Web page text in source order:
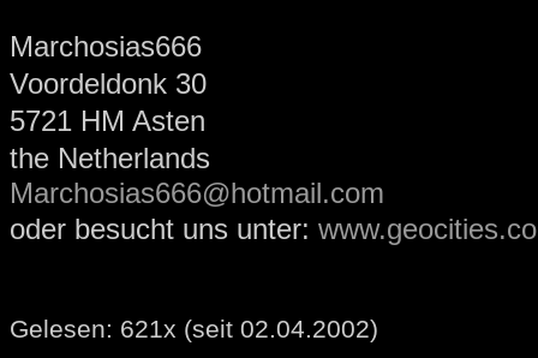
Marchosias666
Voordeldonk 30
5721 HM Asten
the Netherlands
Marchosias666@hotmail.com
oder besucht uns unter:
Gelesen: 621x (seit 02.04.2002)